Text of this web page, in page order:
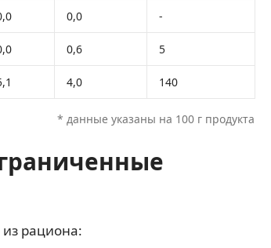
0,0 -
0,6 5
4,0 140
* данные указаны на 100 г продукта
рациона: